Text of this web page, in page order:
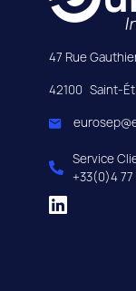
47 Rue
42100 Saint-
Service
+33(0)4